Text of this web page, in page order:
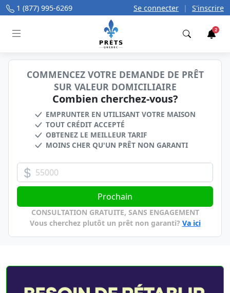
1 (877) 995-6269 Se connecter | S'inscrire
2
COMMENCEZ VOTRE DEMANDE DE PRÊT
SUR VALEUR DOMICILIAIRE
Combien cherchez-vous?
EMPRUNTER EN UTILISANT VOTRE MAISON
TOUT CRÉDIT ACCEPTÉ
OBTENEZ LE MEILLEUR TARIF
MOINS CHER QU'UN PRÊT NON GARANTI
Quantité exigée
Prochain
CONSULTATION GRATUITE, SANS ENGAGEMENT
Vous cherchez plutôt un prêt non garanti? Va ici